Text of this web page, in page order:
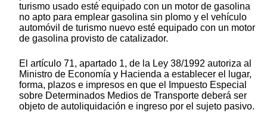
turismo usado esté equipado con un motor de gasolina
no apto para emplear gasolina sin plomo y el vehículo
automóvil de turismo nuevo esté equipado con un motor
de gasolina provisto de catalizador.
El artículo 71, apartado 1, de la Ley 38/1992 autoriza al
Ministro de Economía y Hacienda a establecer el lugar,
forma, plazos e impresos en que el Impuesto Especial
sobre Determinados Medios de Transporte deberá ser
objeto de autoliquidación e ingreso por el sujeto pasivo.